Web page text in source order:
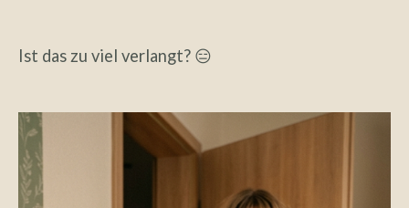
Ist das zu viel verlangt? 😑